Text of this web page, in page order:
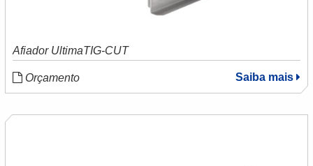
Afiador UltimaTIG-CUT
Orçamento Saiba mais